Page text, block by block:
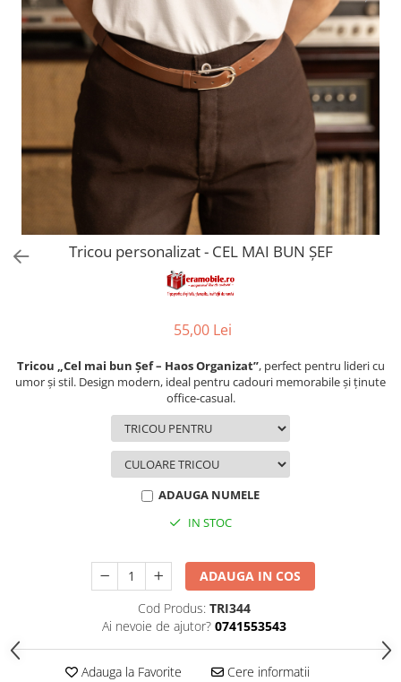
Puzzle personalizat
Rame foto personalizate
Plachete personalizate
Sort personalizat
Tricouri personalizate
Pix personalizat
Set cadou
evenimente
Tavita de mot
Umerase Personalizate
Pahare personalizate
Tricou personalizat - CEL MAI BUN ȘEF
55,00 Lei
Tricou „Cel mai bun Șef – Haos Organizat”, perfect pentru lideri cu
umor și stil. Design modern, ideal pentru cadouri memorabile și ținute
office‑casual.
ADAUGA NUMELE
IN STOC
ADAUGA IN COS
Cod Produs: TRI344
Ai nevoie de ajutor? 0741553543
Adauga la Favorite Cere informatii